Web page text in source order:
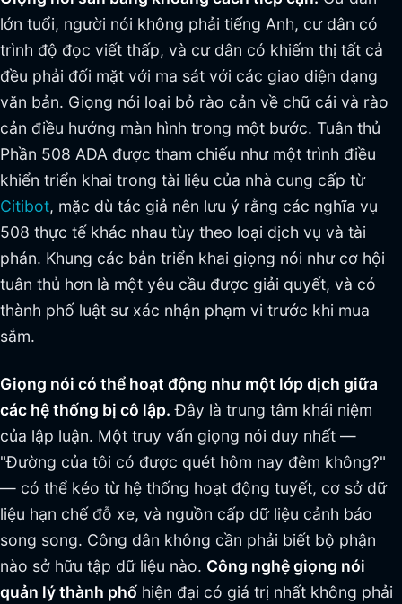
lớn tuổi, người nói không phải tiếng Anh, cư dân có
trình độ đọc viết thấp, và cư dân có khiếm thị tất cả
đều phải đối mặt với ma sát với các giao diện dạng
văn bản. Giọng nói loại bỏ rào cản về chữ cái và rào
cản điều hướng màn hình trong một bước. Tuân thủ
Phần 508 ADA được tham chiếu như một trình điều
khiển triển khai trong tài liệu của nhà cung cấp từ
Citibot, mặc dù tác giả nên lưu ý rằng các nghĩa vụ
508 thực tế khác nhau tùy theo loại dịch vụ và tài
phán. Khung các bản triển khai giọng nói như cơ hội
tuân thủ hơn là một yêu cầu được giải quyết, và có
thành phố luật sư xác nhận phạm vi trước khi mua
sắm.
Giọng nói có thể hoạt động như một lớp dịch giữa
các hệ thống bị cô lập. Đây là trung tâm khái niệm
của lập luận. Một truy vấn giọng nói duy nhất —
"Đường của tôi có được quét hôm nay đêm không?"
— có thể kéo từ hệ thống hoạt động tuyết, cơ sở dữ
liệu hạn chế đỗ xe, và nguồn cấp dữ liệu cảnh báo
song song. Công dân không cần phải biết bộ phận
nào sở hữu tập dữ liệu nào. Công nghệ giọng nói
quản lý thành phố hiện đại có giá trị nhất không phải